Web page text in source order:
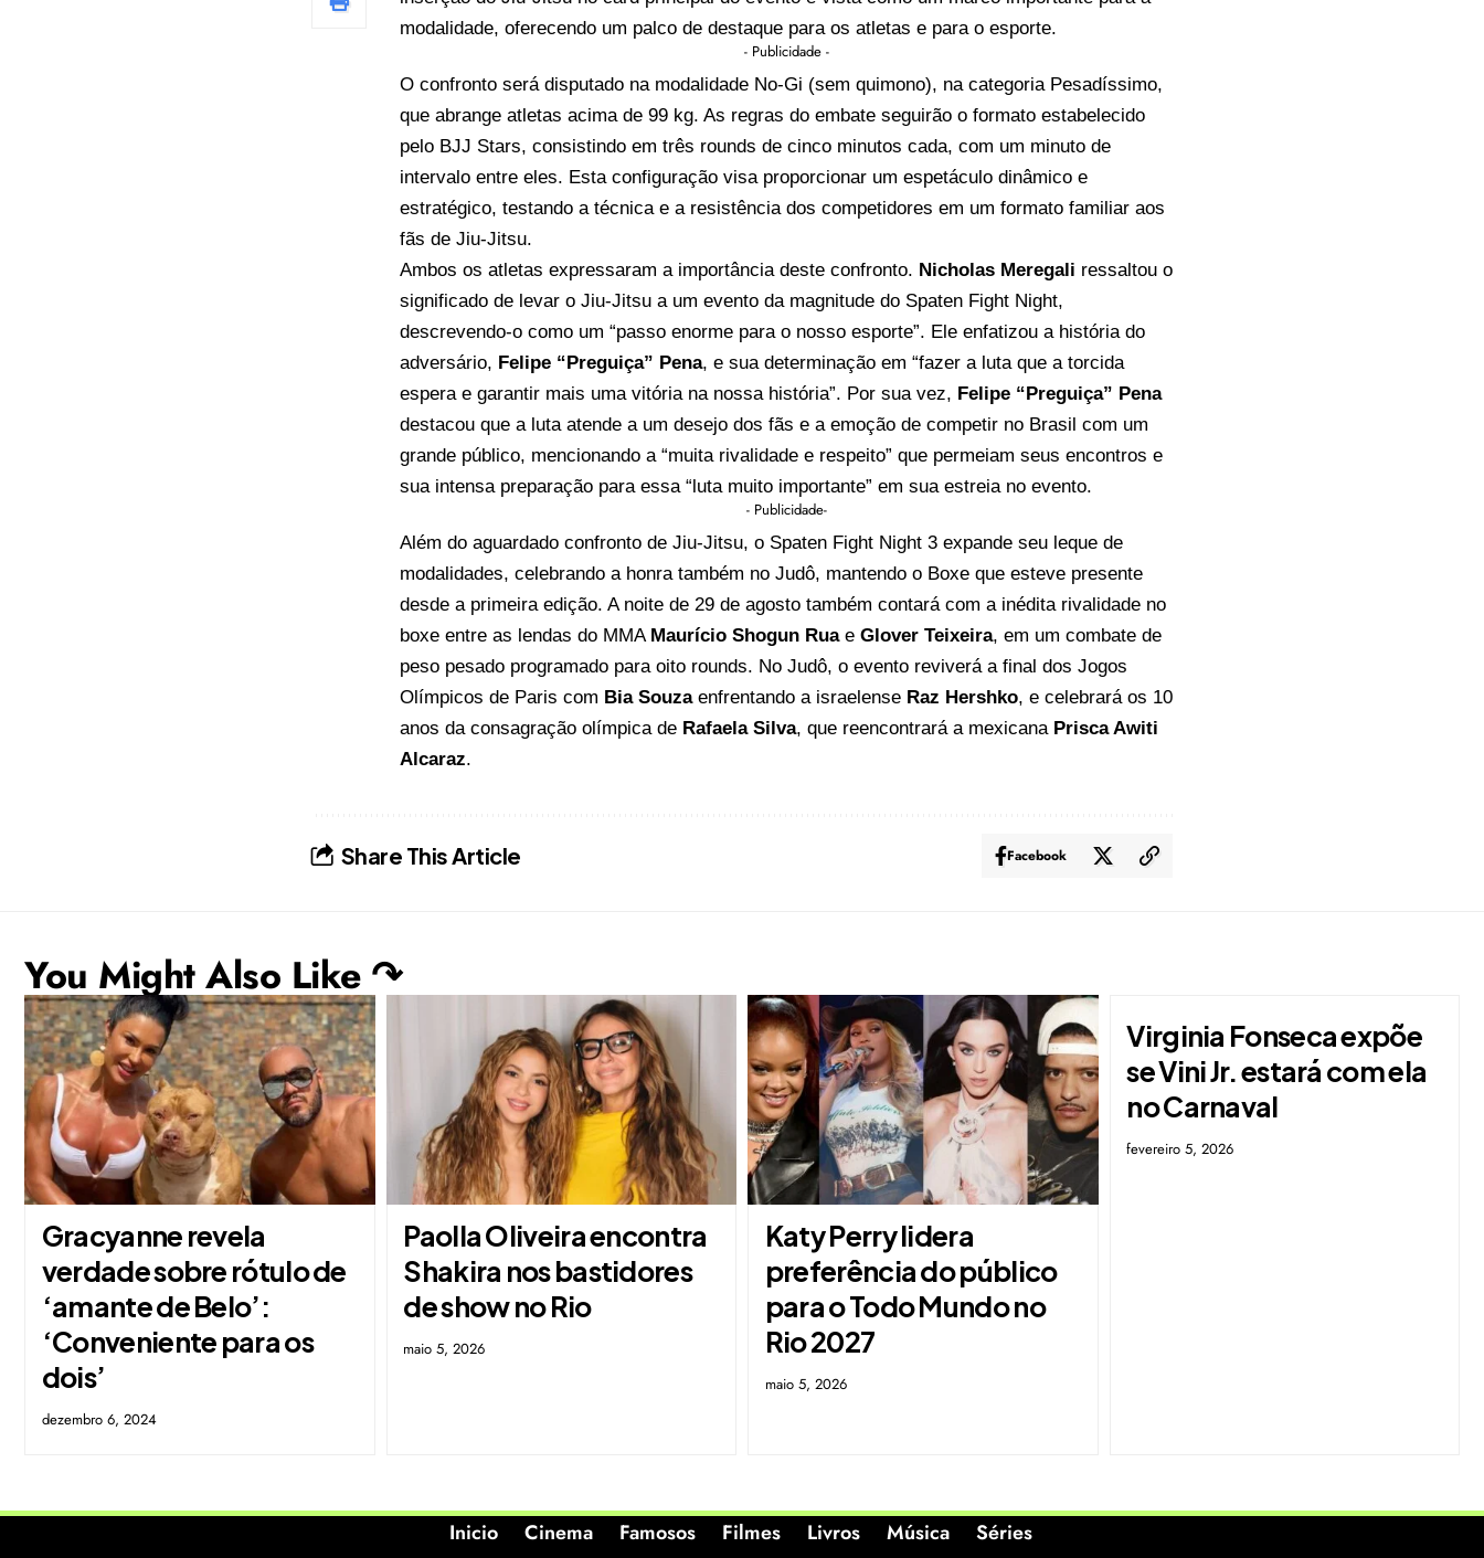
modalidade, oferecendo um palco de destaque para os atletas e para o esporte.
- Publicidade -
O confronto será disputado na modalidade No-Gi (sem quimono), na categoria Pesadíssimo,
que abrange atletas acima de 99 kg. As regras do embate seguirão o formato estabelecido
pelo BJJ Stars, consistindo em três rounds de cinco minutos cada, com um minuto de
intervalo entre eles. Esta configuração visa proporcionar um espetáculo dinâmico e
estratégico, testando a técnica e a resistência dos competidores em um formato familiar aos
fãs de Jiu-Jitsu.
Ambos os atletas expressaram a importância deste confronto. Nicholas Meregali ressaltou o
significado de levar o Jiu-Jitsu a um evento da magnitude do Spaten Fight Night,
descrevendo-o como um “passo enorme para o nosso esporte”. Ele enfatizou a história do
adversário, Felipe “Preguiça” Pena, e sua determinação em “fazer a luta que a torcida
espera e garantir mais uma vitória na nossa história”. Por sua vez, Felipe “Preguiça” Pena
destacou que a luta atende a um desejo dos fãs e a emoção de competir no Brasil com um
grande público, mencionando a “muita rivalidade e respeito” que permeiam seus encontros e
sua intensa preparação para essa “luta muito importante” em sua estreia no evento.
- Publicidade-
Além do aguardado confronto de Jiu-Jitsu, o Spaten Fight Night 3 expande seu leque de
modalidades, celebrando a honra também no Judô, mantendo o Boxe que esteve presente
desde a primeira edição. A noite de 29 de agosto também contará com a inédita rivalidade no
boxe entre as lendas do MMA Maurício Shogun Ruae Glover Teixeira, em um combate de
peso pesado programado para oito rounds. No Judô, o evento reviverá a final dos Jogos
Olímpicos de Paris com Bia Souzaenfrentando a israelense Raz Hershko, e celebrará os 10
anos da consagração olímpica de Rafaela Silva, que reencontrará a mexicana Prisca Awiti
Alcaraz.
Share This Article Facebook
You Might Also Like ↷
Gracyanne revela
verdade sobre rótulo de
‘amante de Belo’:
‘Conveniente para os
dois’
dezembro 6, 2024
Paolla Oliveira encontra
Shakira nos bastidores
de show no Rio
maio 5, 2026
Katy Perry lidera
preferência do público
para o Todo Mundo no
Rio 2027
maio 5, 2026
Virginia Fonseca expõe
se Vini Jr. estará com ela
no Carnaval
fevereiro 5, 2026
Inicio Cinema Famosos Filmes Livros Música Séries